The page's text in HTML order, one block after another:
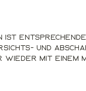
ist
und
wieder mit einem